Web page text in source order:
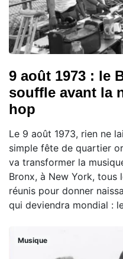
9 août 1973 : le
souffle avant la
hop
Le 9 août 1973, rien ne
simple fête de quartier
va transformer la
Bronx, à New York, tous
réunis pour donner
qui deviendra mondial :
Musique